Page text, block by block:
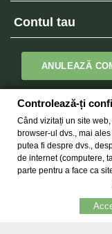
Contul tau
ANULEAZĂ
Newsletter
Copyright © 2026
Controlează-ți
Când vizitați un site
browser-ul dvs., mai
putea fi despre dvs.,
de internet (computere,
parte pentru a face ca